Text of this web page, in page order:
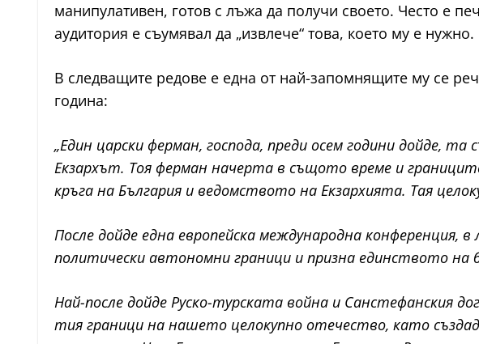
манипулативен, готов с лъжа да получи своето. Често е
аудитория е съумявал да „извлече“ това, което му е нужно.
В следващите редове е една от най-запомнящите му се
година:
„Един царски ферман, господа, преди осем години дойде,
Екзархът. Тоя ферман начерта в същото време и
кръга на България и ведомството на Екзархията. Тая
После дойде една европейска международна конференция,
политически автономни граници и призна единството на
Най-после дойде Руско-турската война и Санстефанския
тия граници на нашето целокупно отечество, като